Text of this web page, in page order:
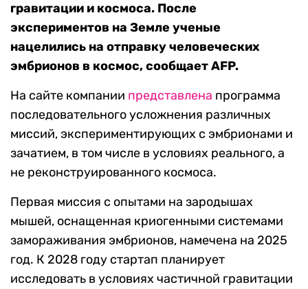
гравитации и космоса. После
экспериментов на Земле ученые
нацелились на отправку человеческих
эмбрионов в космос, сообщает AFP.
На сайте компании представлена программа
последовательного усложнения различных
миссий, экспериментирующих с эмбрионами и
зачатием, в том числе в условиях реального, а
не реконструированного космоса.
Первая миссия с опытами на зародышах
мышей, оснащенная криогенными системами
замораживания эмбрионов, намечена на 2025
год. К 2028 году стартап планирует
исследовать в условиях частичной гравитации